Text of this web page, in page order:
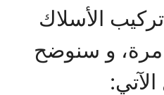
الأسلاك
مرة، و سنوضح